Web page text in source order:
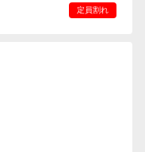
定員割れ